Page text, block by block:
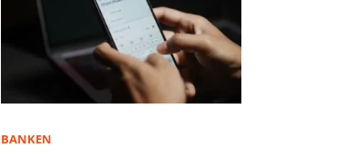
BANKEN